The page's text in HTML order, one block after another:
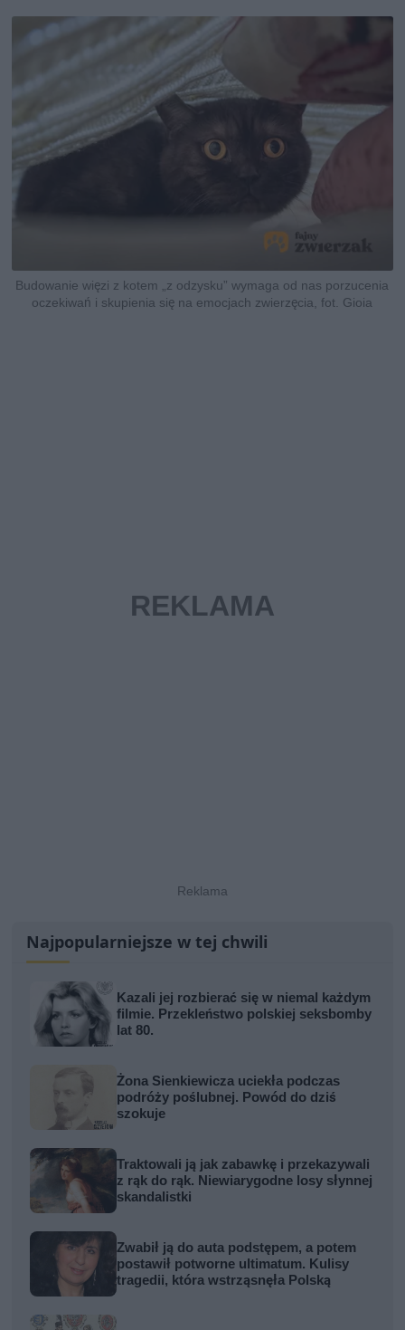
Budowanie więzi z kotem „z odzysku” wymaga od nas porzucenia
oczekiwań i skupienia się na emocjach zwierzęcia, fot. Gioia
Najpopularniejsze w tej chwili
Kazali jej rozbierać się w niemal każdym
filmie. Przekleństwo polskiej seksbomby
lat 80.
Żona Sienkiewicza uciekła podczas
podróży poślubnej. Powód do dziś
szokuje
Traktowali ją jak zabawkę i przekazywali
z rąk do rąk. Niewiarygodne losy słynnej
skandalistki
Zwabił ją do auta podstępem, a potem
postawił potworne ultimatum. Kulisy
tragedii, która wstrząsnęła Polską